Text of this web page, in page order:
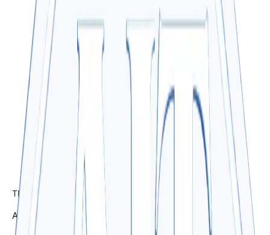
TP.HCM (Trụ sở chính)
A60 Đường Phú Thuận, P. Phú Thuận, Q.7